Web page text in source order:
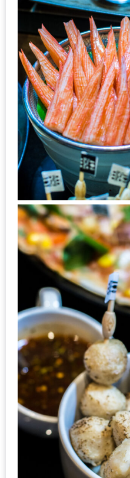
อ้วน
ชวน
คุย
นโยบาย
ความ
เป็น
ส่วน
ตัว
นโยบาย
ความ
เป็น
ส่วน
ตัว
ประกาศ
ผล
ผู้
โชค
ดี
กับ
น้า
อ้วน
ครั้ง
ที่
1
พา